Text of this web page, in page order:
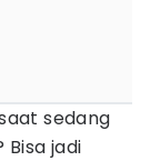
sedang
jadi